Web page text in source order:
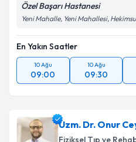
Özel Başarı Hastanesi
Yeni Mahalle, Yeni Mahallesi,
En Yakın Saatler
10 Ağu
09:00
10 Ağu
09:30
Uzm. Dr. Onur
Fiziksel Tıp ve